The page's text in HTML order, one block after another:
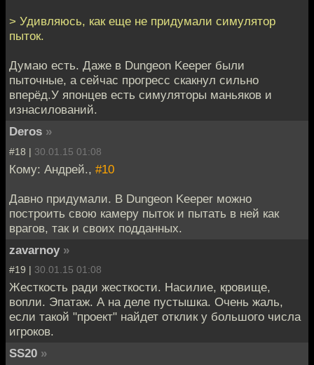
> Удивляюсь, как еще не придумали симулятор
пыток.
Думаю есть. Даже в Dungeon Keeper были
пыточные, а сейчас прогресс скакнул сильно
вперёд.У японцев есть симуляторы маньяков и
изнасилований.
Deros »
#18 | 30.01.15 01:08
Кому: Андрей., #10
Давно придумали. В Dungeon Keeper можно
построить свою камеру пыток и пытать в ней как
врагов, так и своих подданных.
zavarnoy »
#19 | 30.01.15 01:08
Жесткость ради жесткости. Насилие, кровище,
вопли. Эпатаж. А на деле пустышка. Очень жаль,
если такой "проект" найдет отклик у большого числа
игроков.
SS20 »